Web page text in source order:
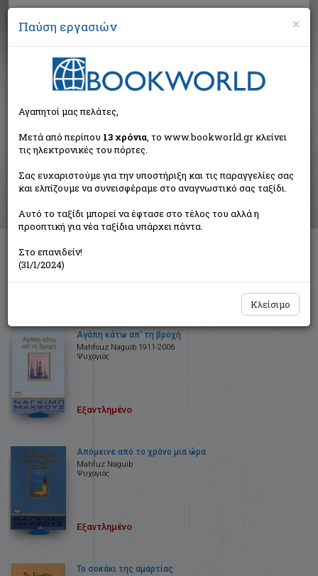
Αναζήτηση
Αποτελέσματα αναζήτησης
Συγγραφέας: Mahfouz Naguib 1911-2006 (23
βιβλία)
Ταξινόμηση ανά:
Αγάπη κάτω απ' τη βροχή
Mahfοuz Naguib 1911-2006
Ψυχογιός
Εξαντλημένο
Απόμεινε από το χρόνο μια ώρα
Mahfuz Naguib
Ψυχογιός
Εξαντλημένο
Το σοκάκι της αμαρτίας
×
Παύση εργασιών
Αγαπητοί μας πελάτες,
Μετά από περίπου 13 χρόνια, το www.bookworld.gr κλείνει
τις ηλεκτρονικές του πόρτες.
Σας ευχαριστούμε για την υποστήριξη και τις παραγγελίες σας
και ελπίζουμε να συνεισφέραμε στο αναγνωστικό σας ταξίδι.
Αυτό το ταξίδι μπορεί να έφτασε στο τέλος του αλλά η
προοπτική για νέα ταξίδια υπάρχει πάντα.
Στο επανιδείν!
(31/1/2024)
Κλείσιμο